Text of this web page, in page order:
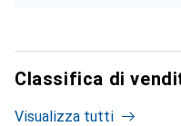
Classifica di
Visualizza tutti